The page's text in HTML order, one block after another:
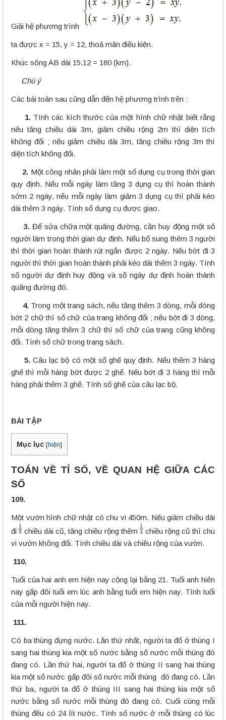
Giải hệ phương trình
ta được x = 15, y = 12, thoả mãn điều kiện.
Khúc sông AB dài 15.12 = 180 (km).
Chú ý
Các bài toán sau cũng dẫn đến hệ phương trình trên :
1.Tính các kích thước của một hình chữ nhật biết rằng
nếu tăng chiều dài 3m, giảm chiều rộng 2m thì diện tích
không đổi ; nếu giảm chiều dài 3m, tăng chiều rộng 3m thì
diện tích không đổi.
2. Một công nhân phải làm một số dụng cụ trong thời gian
quy định. Nếu mỗi ngày làm tăng 3 dụng cụ thì hoàn thành
sớm 2 ngày, nếu mỗi ngày làm giảm 3 dụng cụ thì phải kéo
dài thêm 3 ngày. Tính số dụng cụ được giao.
3.Để sửa chữa một quãng đường, cần huy động một số
người làm trong thời gian dự định. Nếu bổ sung thêm 3 người
thì thời gian hoàn thành rút ngắn được 2 ngày. Nếu bớt đi 3
người thì thời gian hoàn thành phải kéo dài thêm 3 ngày. Tính
số người dự định huy động và số ngày dự định hoàn thành
quãng đường đó.
4.Trong một trang sách, nếu tăng thêm 3 dòng, mỗi dòng
bớt 2 chữ thì số chữ của trang không đổi ; nếu bớt đi 3 dòng,
mỗi dòng tăng thêm 3 chữ thì số chữ của trang cũng không
đổi. Tính số chữ trong trang sách.
5.Câu lạc bộ có một số ghế quỵ định. Nếu thêm 3 hàng
ghế thì mỗi hàng bớt được 2 ghế. Nếu bớt đi 3 hàng thì mỗi
hàng phải thêm 3 ghế. Tính số ghế của câu lạc bộ.
BÀI TẬP
Mục lục [hiện]
TOÁN VỀ TỈ SỐ, VỀ QUAN HỆ GIỮA CÁC
SỐ
109.
Một vườn hình chữ nhật có chu vi 450m. Nếu giảm chiều dài
đi
chiều dài cũ, tăng chiều rộng thêm
chiều rộng cũ thì chu
vi vườn không đổi. Tính chiều dài và chiều rộng của vườn.
110.
Tuổi của hai anh em hiện nay cộng lại bằng 21. Tuổi anh hiên
nay gấp đôi tuổi em lúc anh bằng tuổi em hiện nay. Tính tuổi
của mỗi người hiện nay.
111.
Có ba thùng đựng nước. Lần thứ nhất, người ta đổ ở thùng I
sang hai thùng kia một số nước bằng số nước mỗi thùng đó
đang có. Lần thứ hai, người ta đổ ở thùng II sang hai thùng
kia một số nước gấp đôi số nước mỗi thùng đó đang có. Lần
thứ ba, người ta đổ ở thùng III sang hai thùng kia một số
nước bằng số nước mỗi thùng đó đang có. Cuối cùng mỗi
thùng đều có 24 lít nước. Tính số nước ở mỗi thùng có lúc